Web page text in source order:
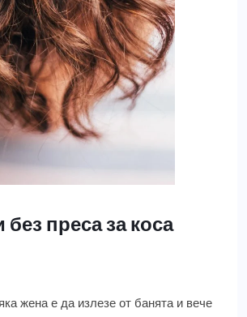
преса за коса
жена е да излезе от банята и вече